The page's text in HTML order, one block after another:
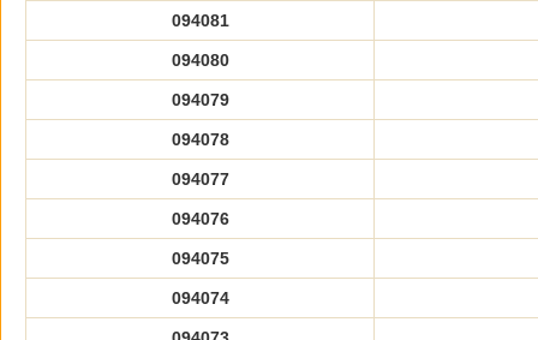
094081
094080
094079
094078
094077
094076
094075
094074